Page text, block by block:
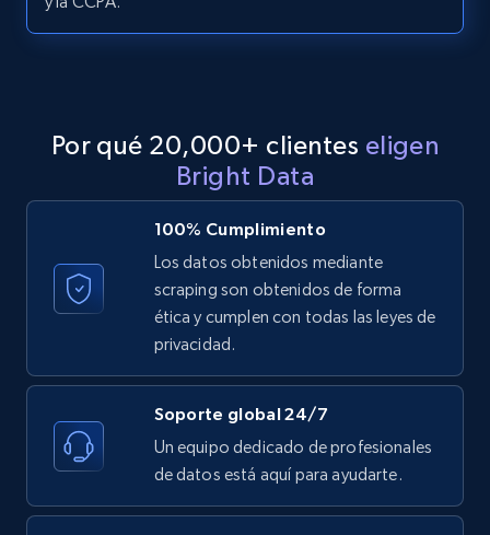
text, Date posted, and more.
11.3K+ 1.5K+ Prueba gratuita
LinkedIn posts - Discover new posts
URL, ID, User id, Use url, Title, Headline, Post
11.3K+ 1.5K+ Prueba gratuita
Por qué 20,000+ clientes eligen
Bright Data
100% Cumplimiento
Los datos obtenidos mediante
scraping son obtenidos de forma
ética y cumplen con todas las leyes de
privacidad.
Soporte global 24/7
Un equipo dedicado de profesionales
de datos está aquí para ayudarte.